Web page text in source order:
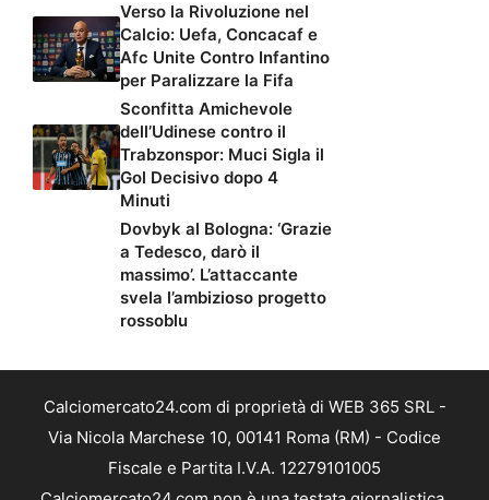
Verso la Rivoluzione nel
Calcio: Uefa, Concacaf e
Afc Unite Contro Infantino
per Paralizzare la Fifa
Sconfitta Amichevole
dell’Udinese contro il
Trabzonspor: Muci Sigla il
Gol Decisivo dopo 4
Minuti
Dovbyk al Bologna: ‘Grazie
a Tedesco, darò il
massimo’. L’attaccante
svela l’ambizioso progetto
rossoblu
Calciomercato24.com di proprietà di WEB 365 SRL -
Via Nicola Marchese 10, 00141 Roma (RM) - Codice
Fiscale e Partita I.V.A. 12279101005